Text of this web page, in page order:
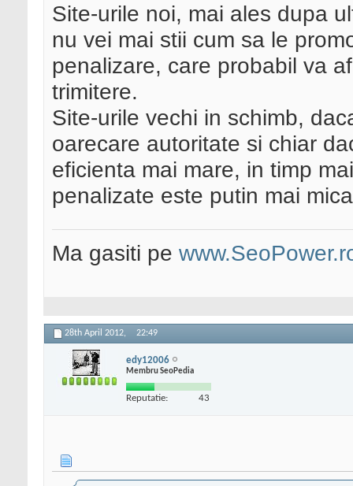
Site-urile noi, mai ales dupa
nu vei mai stii cum sa le
penalizare, care probabil va
trimitere.
Site-urile vechi in schimb,
oarecare autoritate si chiar
eficienta mai mare, in timp
penalizate este putin mai
Ma gasiti pe
28th April 2012, 22:49
edy12006
Membru SeoPedia
Reputatie: 43